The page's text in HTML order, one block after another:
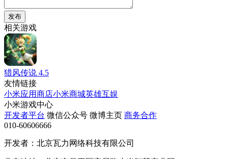
发布
相关游戏
猎风传说 4.5
友情链接
小米应用商店小米商城英雄互娱
小米游戏中心
开发者平台 微信公众号 微博主页 商务合作
010-60606666
开发者：北京瓦力网络科技有限公司